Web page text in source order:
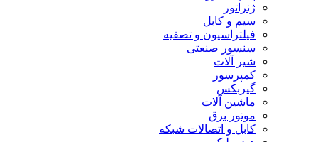
ژنراتور
سیم و کابل
فیلتراسیون و تصفیه
سنسور صنعتی
شیر آلات
کمپرسور
گیربکس
ماشین آلات
موتور برق
کابل و اتصالات شبکه